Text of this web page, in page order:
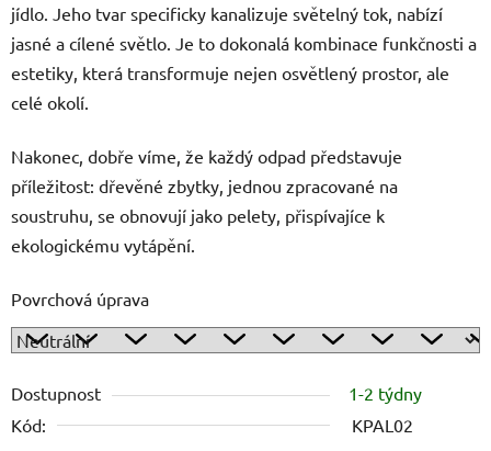
jídlo. Jeho tvar specificky kanalizuje světelný tok, nabízí
jasné a cílené světlo. Je to dokonalá kombinace funkčnosti a
estetiky, která transformuje nejen osvětlený prostor, ale
celé okolí.
Nakonec, dobře víme, že každý odpad představuje
příležitost: dřevěné zbytky, jednou zpracované na
soustruhu, se obnovují jako pelety, přispívajíce k
ekologickému vytápění.
Povrchová úprava
Dostupnost
1-2 týdny
Kód:
KPAL02